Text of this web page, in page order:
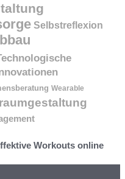
Selbstreflexion
Wearable
Workouts online